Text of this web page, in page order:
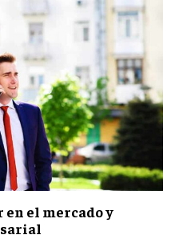
en el mercado y